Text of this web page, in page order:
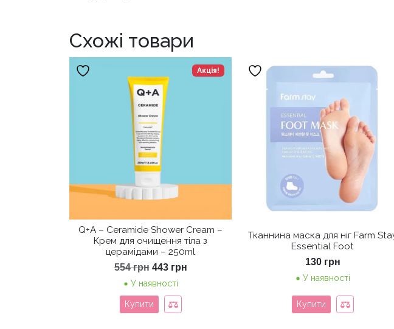
Схожі товари
Акція!
Q+A – Ceramide Shower Cream –
Крем для очищення тіла з
церамідами – 250ml
554грн Оригінальна
554 грн.
443 грнПоточна
У наявності
Купити
Тканнина маска для ніг Farm
Essential Foot
130 грн
У наявності
Купити